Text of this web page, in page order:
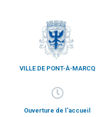
VILLE DE PONT-À-MARCQ
Ouverture de l'accueil